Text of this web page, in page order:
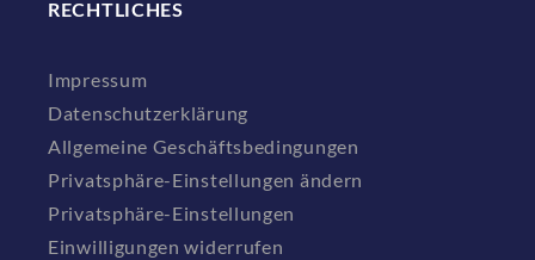
RECHTLICHES
Impressum
Datenschutzerklärung
Allgemeine Geschäftsbedingungen
Privatsphäre-Einstellungen ändern
Privatsphäre-Einstellungen
Einwilligungen widerrufen